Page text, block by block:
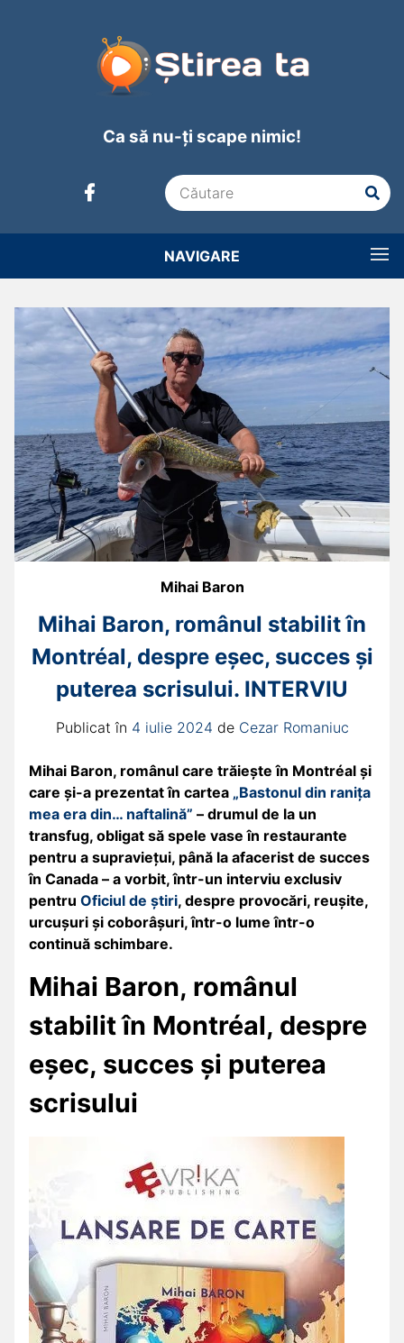
Ca să nu-ți scape nimic!
NAVIGARE
Mihai Baron
Mihai Baron, românul stabilit în
Montréal, despre eșec, succes și
puterea scrisului. INTERVIU
Publicat în 4 iulie 2024 de Cezar Romaniuc
Mihai Baron, românul care trăiește în Montréal și
care și-a prezentat în cartea „Bastonul din ranița
mea era din… naftalină” – drumul de la un
transfug, obligat să spele vase în restaurante
pentru a supraviețui, până la afacerist de succes
în Canada – a vorbit, într-un interviu exclusiv
pentru Oficiul de știri, despre provocări, reușite,
urcușuri și coborâșuri, într-o lume într-o
continuă schimbare.
Mihai Baron, românul
stabilit în Montréal, despre
eșec, succes și puterea
scrisului